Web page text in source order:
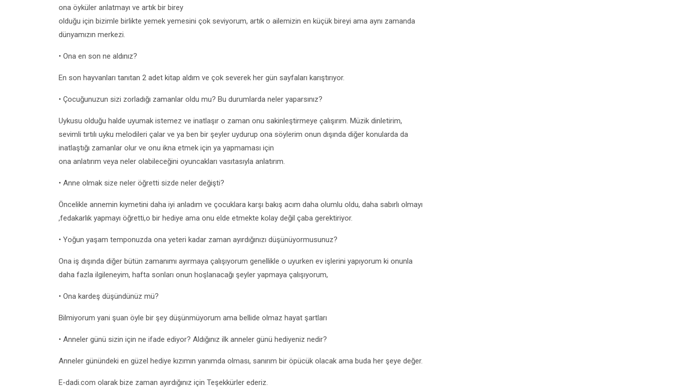
ona öyküler anlatmayı ve artık bir birey
olduğu için bizimle birlikte yemek yemesini çok seviyorum, artık o ailemizin en küçük bireyi ama aynı zamanda
dünyamızın merkezi.
• Ona en son ne aldınız?
En son hayvanları tanıtan 2 adet kitap aldım ve çok severek her gün sayfaları karıştırıyor.
• Çocuğunuzun sizi zorladığı zamanlar oldu mu? Bu durumlarda neler yaparsınız?
Uykusu olduğu halde uyumak istemez ve inatlaşır o zaman onu sakinleştirmeye çalışırım. Müzik dinletirim,
sevimli tırtılı uyku melodileri çalar ve ya ben bir şeyler uydurup ona söylerim onun dışında diğer konularda da
inatlaştığı zamanlar olur ve onu ikna etmek için ya yapmaması için
ona anlatırım veya neler olabileceğini oyuncakları vasıtasıyla anlatırım.
• Anne olmak size neler öğretti sizde neler değişti?
Öncelikle annemin kıymetini daha iyi anladım ve çocuklara karşı bakış acım daha olumlu oldu, daha sabırlı olmayı
,fedakarlık yapmayı öğretti,o bir hediye ama onu elde etmekte kolay değil çaba gerektiriyor.
• Yoğun yaşam temponuzda ona yeteri kadar zaman ayırdığınızı düşünüyormusunuz?
Ona iş dışında diğer bütün zamanımı ayırmaya çalışıyorum genellikle o uyurken ev işlerini yapıyorum ki onunla
daha fazla ilgileneyim, hafta sonları onun hoşlanacağı şeyler yapmaya çalışıyorum,
• Ona kardeş düşündünüz mü?
Bilmiyorum yani şuan öyle bir şey düşünmüyorum ama bellide olmaz hayat şartları
• Anneler günü sizin için ne ifade ediyor? Aldığınız ilk anneler günü hediyeniz nedir?
Anneler günündeki en güzel hediye kızımın yanımda olması, sanırım bir öpücük olacak ama buda her şeye değer.
E-dadi.com olarak bize zaman ayırdığınız için Teşekkürler ederiz.